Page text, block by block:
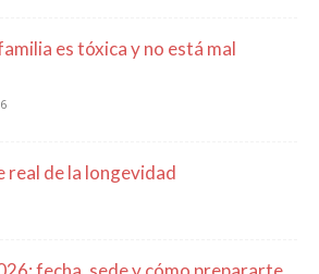
es tóxica y no está mal
real de la longevidad